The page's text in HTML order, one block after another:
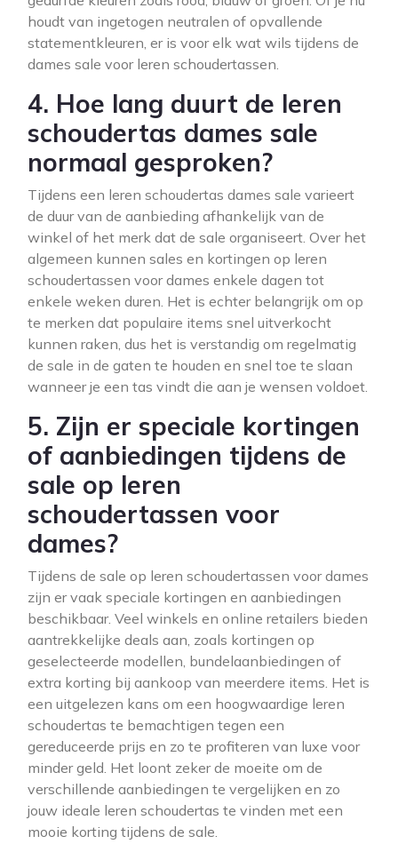
houdt van ingetogen neutralen of opvallende
statementkleuren, er is voor elk wat wils tijdens de
dames sale voor leren schoudertassen.
4. Hoe lang duurt de leren
schoudertas dames sale
normaal gesproken?
Tijdens een leren schoudertas dames sale varieert
de duur van de aanbieding afhankelijk van de
winkel of het merk dat de sale organiseert. Over het
algemeen kunnen sales en kortingen op leren
schoudertassen voor dames enkele dagen tot
enkele weken duren. Het is echter belangrijk om op
te merken dat populaire items snel uitverkocht
kunnen raken, dus het is verstandig om regelmatig
de sale in de gaten te houden en snel toe te slaan
wanneer je een tas vindt die aan je wensen voldoet.
5. Zijn er speciale kortingen
of aanbiedingen tijdens de
sale op leren
schoudertassen voor
dames?
Tijdens de sale op leren schoudertassen voor dames
zijn er vaak speciale kortingen en aanbiedingen
beschikbaar. Veel winkels en online retailers bieden
aantrekkelijke deals aan, zoals kortingen op
geselecteerde modellen, bundelaanbiedingen of
extra korting bij aankoop van meerdere items. Het is
een uitgelezen kans om een hoogwaardige leren
schoudertas te bemachtigen tegen een
gereduceerde prijs en zo te profiteren van luxe voor
minder geld. Het loont zeker de moeite om de
verschillende aanbiedingen te vergelijken en zo
jouw ideale leren schoudertas te vinden met een
mooie korting tijdens de sale.